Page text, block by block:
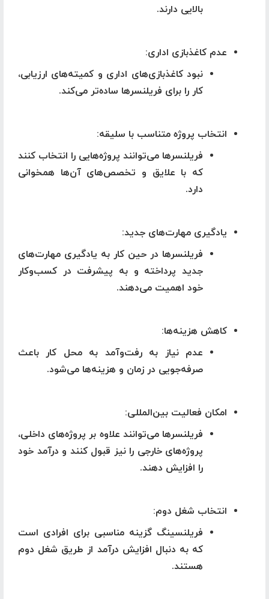
بالایی دارند.
عدم کاغذبازی اداری:
نبود کاغذبازی‌های اداری و کمیته‌های ارزیابی،
کار را برای فریلنسرها ساده‌تر می‌کند.
انتخاب پروژه متناسب با سلیقه:
فریلنسرها می‌توانند پروژه‌هایی را انتخاب کنند
که با علایق و تخصص‌های آن‌ها همخوانی
دارد.
یادگیری مهارت‌های جدید:
فریلنسرها در حین کار به یادگیری مهارت‌های
جدید پرداخته و به پیشرفت در کسب‌وکار
خود اهمیت می‌دهند.
کاهش هزینه‌ها:
عدم نیاز به رفت‌وآمد به محل کار باعث
صرفه‌جویی در زمان و هزینه‌ها می‌شود.
امکان فعالیت بین‌المللی:
فریلنسرها می‌توانند علاوه بر پروژه‌های داخلی،
پروژه‌های خارجی را نیز قبول کنند و درآمد خود
را افزایش دهند.
انتخاب شغل دوم:
فریلنسینگ گزینه مناسبی برای افرادی است
که به دنبال افزایش درآمد از طریق شغل دوم
هستند.